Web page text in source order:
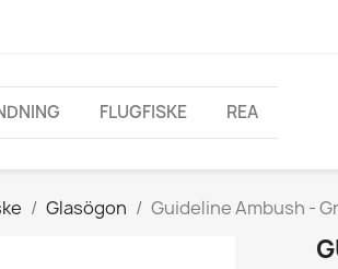
FLUGFISKE REA
Glasögon Guideline Ambush -